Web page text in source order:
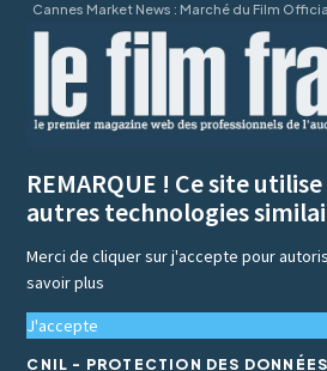
Cannes Market News : Marché du Film
REMARQUE ! Ce site
autres technologies
Merci de cliquer sur j'accepte pour
savoir plus
J'accepte
CNIL - PROTECTION DES